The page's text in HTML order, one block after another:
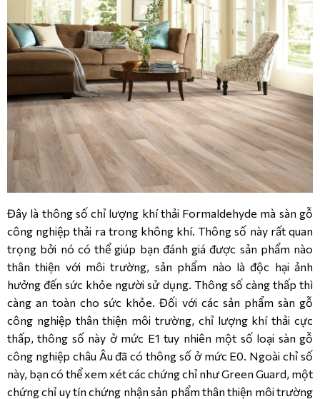
Đây là thông số chỉ lượng khí thải Formaldehyde mà sàn gỗ
công nghiệp thải ra trong không khí. Thông số này rất quan
trọng bởi nó có thể giúp bạn đánh giá được sản phẩm nào
thân thiện với môi trường, sản phẩm nào là độc hại ảnh
hưởng đến sức khỏe người sử dụng. Thông số càng thấp thì
càng an toàn cho sức khỏe. Đối với các sản phẩm sàn gỗ
công nghiệp thân thiện môi trường, chỉ lượng khí thải cực
thấp, thông số này ở mức E1 tuy nhiên một số loại sàn gỗ
công nghiệp châu Âu đã có thông số ở mức E0. Ngoài chỉ số
này, bạn có thể xem xét các chứng chỉ như Green Guard, một
chứng chỉ uy tín chứng nhận sản phẩm thân thiện môi trường